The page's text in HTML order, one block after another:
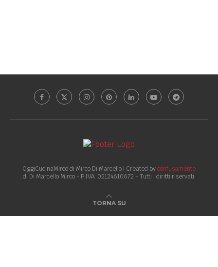
OggiCucinaMirco di Mirco Di Marcello | Created byconfusamente
di Di Marcello Mirco - P.IVA: 02124610672 - Tutti i diritti riservati.
TORNA SU